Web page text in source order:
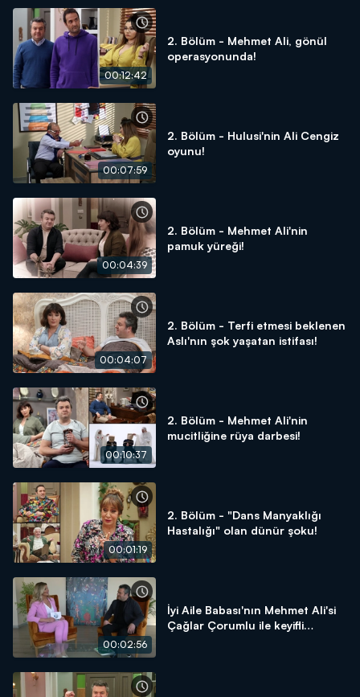
00:12:42
2. Bölüm - Mehmet Ali, gönül
operasyonunda!
00:07:59
2. Bölüm - Hulusi'nin Ali Cengiz
oyunu!
00:04:39
2. Bölüm - Mehmet Ali'nin
pamuk yüreği!
00:04:07
2. Bölüm - Terfi etmesi beklenen
Aslı'nın şok yaşatan istifası!
00:10:37
2. Bölüm - Mehmet Ali'nin
mucitliğine rüya darbesi!
00:01:19
2. Bölüm - "Dans Manyaklığı
Hastalığı" olan dünür şoku!
00:02:56
İyi Aile Babası'nın Mehmet Ali'si
Çağlar Çorumlu ile keyifli